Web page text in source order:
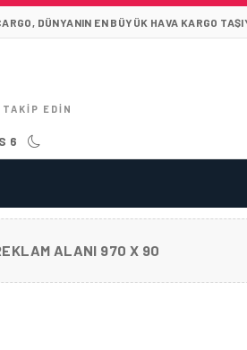
DÜNYANIN EN BÜYÜK HAVA KARGO
EDIN
6
ALANI 970 X 90